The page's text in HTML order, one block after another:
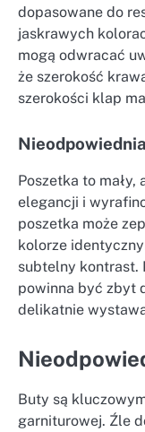
dopasowane do
jaskrawych
mogą odwracać
że szerokość
szerokości klap
Poszetka to
elegancji i
poszetka może
kolorze
subtelny kontrast.
powinna być zbyt
delikatnie
Buty są
garniturowej. Źle